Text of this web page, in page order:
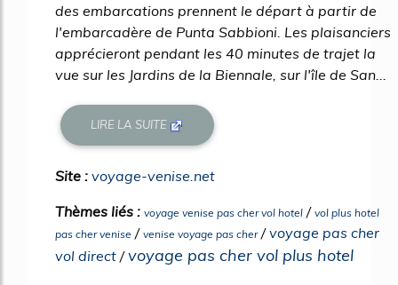
des embarcations prennent le départ à partir de
l'embarcadère de Punta Sabbioni. Les plaisanciers
apprécieront pendant les 40 minutes de trajet la
vue sur les Jardins de la Biennale, sur l'île de San...
LIRE LA SUITE
Site : voyage-venise.net
Thèmes liés : voyage venise pas cher vol hotel / vol plus hotel
pas cher venise / venise voyage pas cher/voyage pas cher
vol direct /voyage pas cher vol plus hotel